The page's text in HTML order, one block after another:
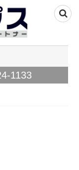
合パ
地・中
マンシ
報住宅用土地、中古住
の販売
1133